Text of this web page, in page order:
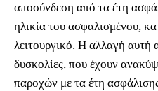
αποσύνδεση από τα έτη
ηλικία του ασφαλισμένου,
λειτουργικό. Η αλλαγή αυτή
δυσκολίες, που έχουν
παροχών με τα έτη